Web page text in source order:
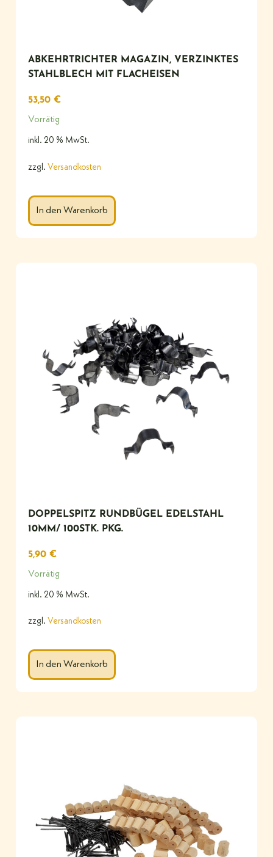
ABKEHRTRICHTER MAGAZIN, VERZINKTES
STAHLBLECH MIT FLACHEISEN
53,50 €
Vorrätig
inkl. 20 % MwSt.
zzgl. Versandkosten
In den Warenkorb
DOPPELSPITZ RUNDBÜGEL EDELSTAHL
10MM/ 100STK. PKG.
5,90 €
Vorrätig
inkl. 20 % MwSt.
zzgl. Versandkosten
In den Warenkorb